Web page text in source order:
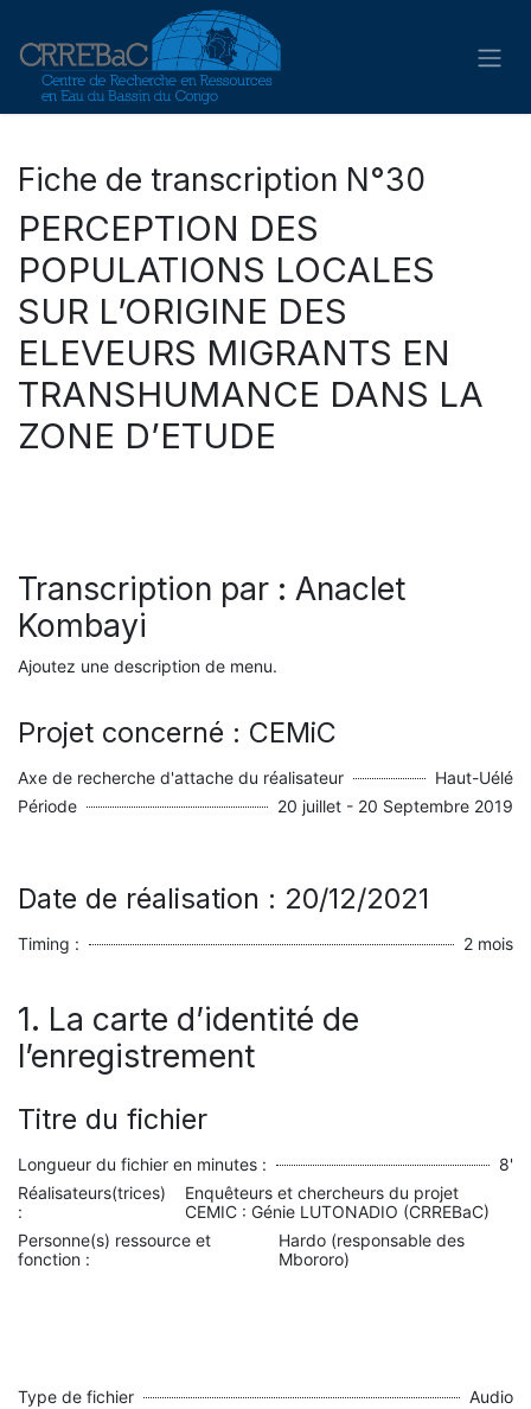
Fiche de transcription N°30
PERCEPTION DES
POPULATIONS LOCALES
SUR L’ORIGINE DES
ELEVEURS MIGRANTS EN
TRANSHUMANCE DANS LA
ZONE D’ETUDE
Transcription par : Anaclet
Kombayi
Ajoutez une description de menu.
Projet concerné : CEMiC
Axe de recherche d'attache du réalisateur
Haut-Uélé
Période
20 juillet - 20 Septembre 2019
Date de réalisation : 20/12/2021
Timing : 2 mois
1. La carte d’identité de
l’enregistrement
Titre du fichier
Longueur du fichier en minutes :
8'
Réalisateurs(trices)
:
Enquêteurs et chercheurs du projet
CEMIC : Génie LUTONADIO (CRREBaC)
Personne(s) ressource et
fonction :
Hardo (responsable des
Mbororo)
Type de fichier
Audio